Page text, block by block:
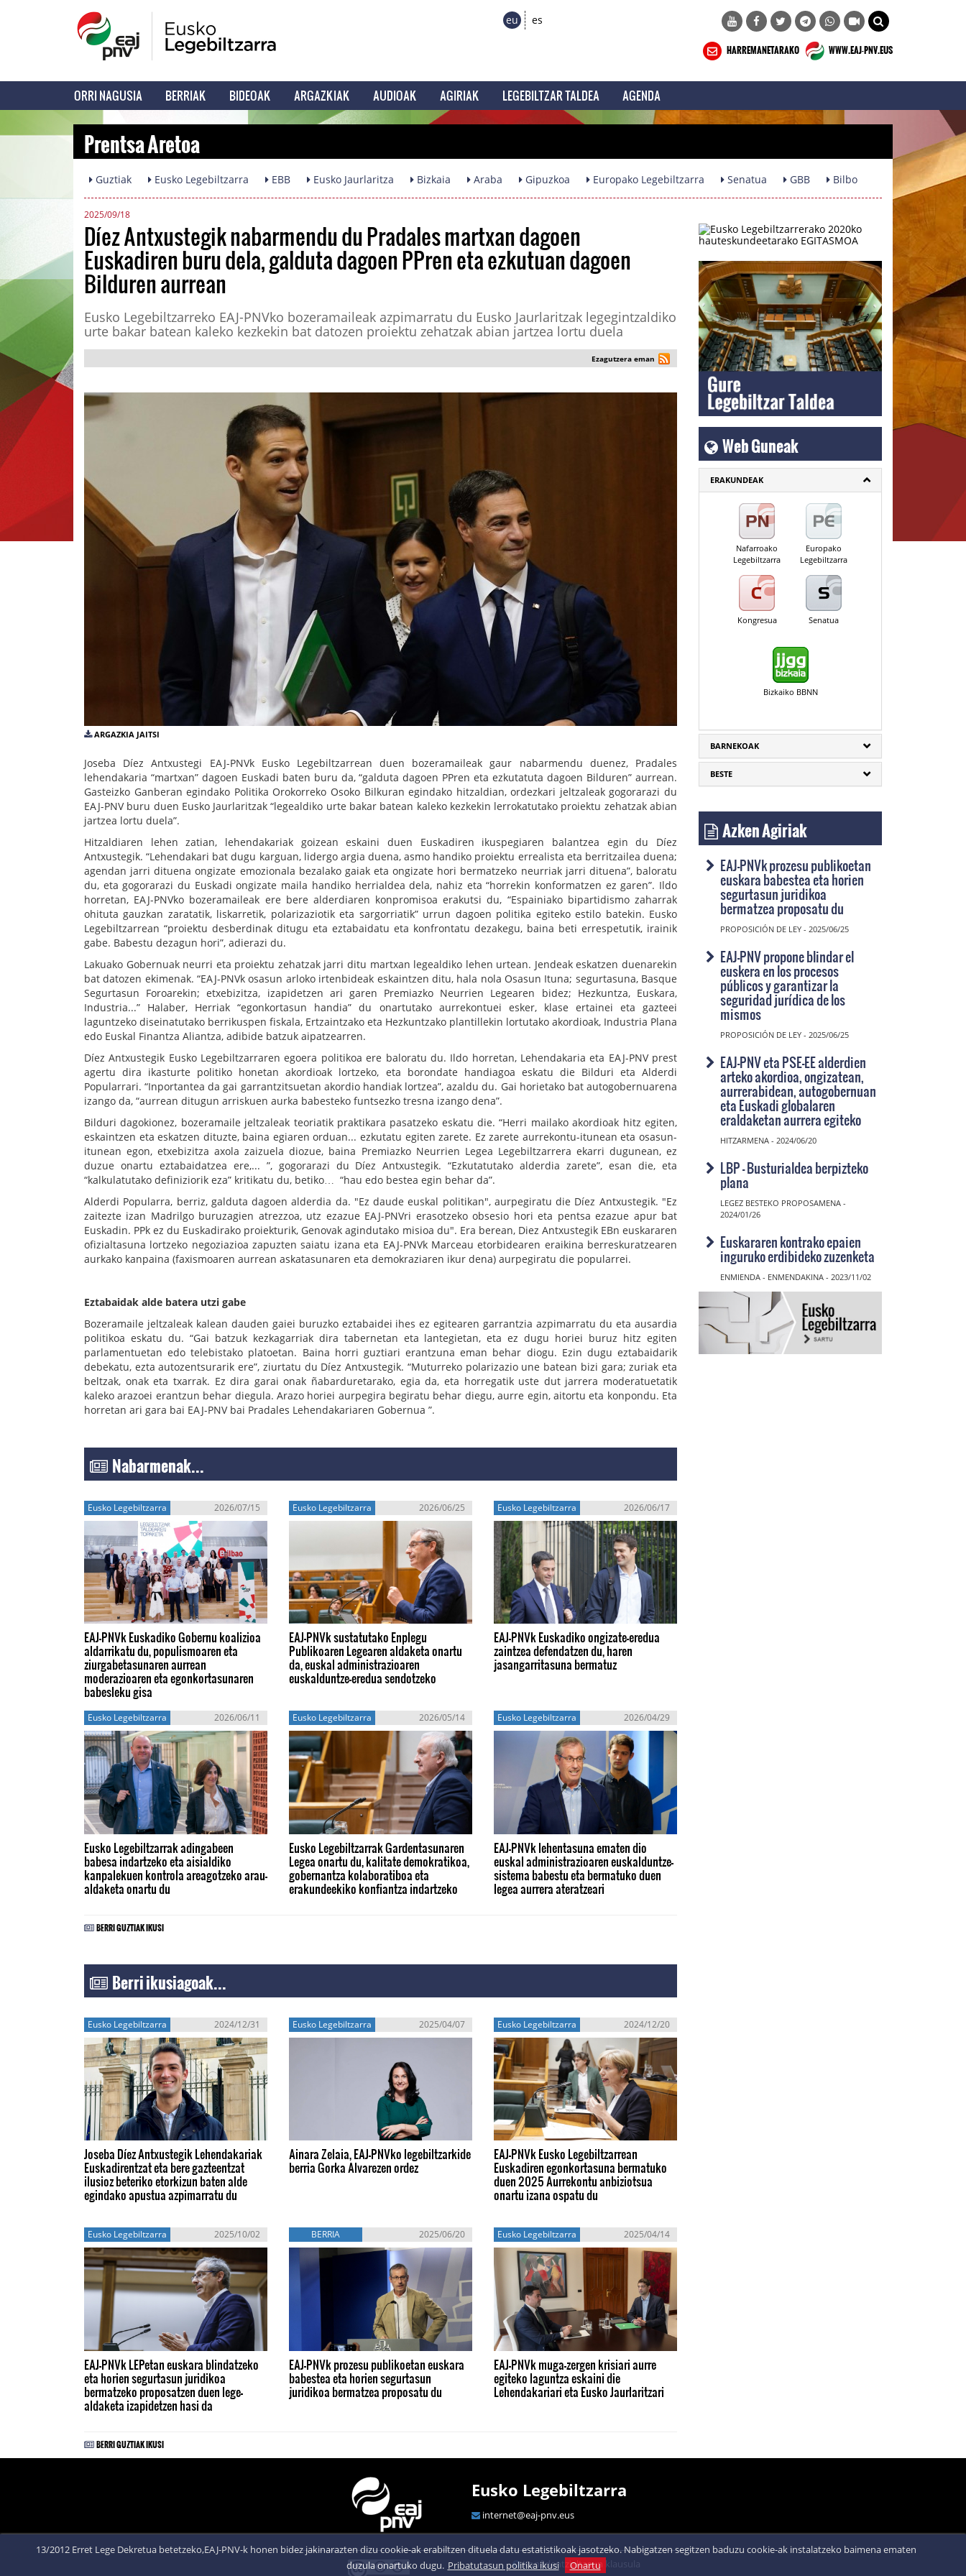
eu es
HARREMANETARAKO WWW.EAJ-PNV.EUS
ORRI NAGUSIA BERRIAK BIDEOAK ARGAZKIAK AUDIOAK AGIRIAK LEGEBILTZAR TALDEA AGENDA
Prentsa Aretoa
Guztiak Eusko Legebiltzarra EBB Eusko Jaurlaritza Bizkaia Araba Gipuzkoa Europako Legebiltzarra Senatua GBB Bilbo
2025/09/18
Díez Antxustegik nabarmendu du Pradales martxan dagoen
Euskadiren buru dela, galduta dagoen PPren eta ezkutuan dagoen
Bilduren aurrean
Eusko Legebiltzarreko EAJ-PNVko bozeramaileak azpimarratu du Eusko Jaurlaritzak legegintzaldiko
urte bakar batean kaleko kezkekin bat datozen proiektu zehatzak abian jartzea lortu duela
Ezagutzera eman
ARGAZKIA JAITSI
Joseba Díez Antxustegi EAJ-PNVk Eusko Legebiltzarrean duen bozeramaileak gaur nabarmendu duenez, Pradales
lehendakaria “martxan” dagoen Euskadi baten buru da, “galduta dagoen PPren eta ezkutatuta dagoen Bilduren” aurrean.
Gasteizko Ganberan egindako Politika Orokorreko Osoko Bilkuran egindako hitzaldian, ordezkari jeltzaleak gogorarazi du
EAJ-PNV buru duen Eusko Jaurlaritzak “legealdiko urte bakar batean kaleko kezkekin lerrokatutako proiektu zehatzak abian
jartzea lortu duela”.
Hitzaldiaren lehen zatian, lehendakariak goizean eskaini duen Euskadiren ikuspegiaren balantzea egin du Díez
Antxustegik. “Lehendakari bat dugu karguan, lidergo argia duena, asmo handiko proiektu errealista eta berritzailea duena;
agendan jarri dituena ongizate emozionala bezalako gaiak eta ongizate hori bermatzeko neurriak jarri dituena”, baloratu
du, eta gogorarazi du Euskadi ongizate maila handiko herrialdea dela, nahiz eta “horrekin konformatzen ez garen”. Ildo
horretan, EAJ-PNVko bozeramaileak ere bere alderdiaren konpromisoa erakutsi du, “Espainiako bipartidismo zaharrak
ohituta gauzkan zaratatik, liskarretik, polarizaziotik eta sargorriatik” urrun dagoen politika egiteko estilo batekin. Eusko
Legebiltzarrean “proiektu desberdinak ditugu eta eztabaidatu eta konfrontatu dezakegu, baina beti errespetutik, irainik
gabe. Babestu dezagun hori”, adierazi du.
Lakuako Gobernuak neurri eta proiektu zehatzak jarri ditu martxan legealdiko lehen urtean. Jendeak eskatzen duenarekin
bat datozen ekimenak. “EAJ-PNVk osasun arloko irtenbideak eskaintzen ditu, hala nola Osasun Ituna; segurtasuna, Basque
Segurtasun Foroarekin; etxebizitza, izapidetzen ari garen Premiazko Neurrien Legearen bidez; Hezkuntza, Euskara,
Industria...” Halaber, Herriak “egonkortasun handia” du onartutako aurrekontuei esker, klase ertainei eta gazteei
laguntzeko diseinatutako berrikuspen fiskala, Ertzaintzako eta Hezkuntzako plantillekin lortutako akordioak, Industria Plana
edo Euskal Finantza Aliantza, adibide batzuk aipatzearren.
Díez Antxustegik Eusko Legebiltzarraren egoera politikoa ere baloratu du. Ildo horretan, Lehendakaria eta EAJ-PNV prest
agertu dira ikasturte politiko honetan akordioak lortzeko, eta borondate handiagoa eskatu die Bilduri eta Alderdi
Popularrari. “Inportantea da gai garrantzitsuetan akordio handiak lortzea”, azaldu du. Gai horietako bat autogobernuarena
izango da, “aurrean ditugun arriskuen aurka babesteko funtsezko tresna izango dena”.
Bilduri dagokionez, bozeramaile jeltzaleak teoriatik praktikara pasatzeko eskatu die. “Herri mailako akordioak hitz egiten,
eskaintzen eta eskatzen dituzte, baina egiaren orduan... ezkutatu egiten zarete. Ez zarete aurrekontu-itunean eta osasun-
itunean egon, etxebizitza axola zaizuela diozue, baina Premiazko Neurrien Legea Legebiltzarrera ekarri dugunean, ez
duzue onartu eztabaidatzea ere,... ”, gogorarazi du Díez Antxustegik. “Ezkutatutako alderdia zarete”, esan die, eta
“kalkulatutako definiziorik eza” kritikatu du, betiko… “hau edo bestea egin behar da”.
Alderdi Popularra, berriz, galduta dagoen alderdia da. "Ez daude euskal politikan", aurpegiratu die Díez Antxustegik. "Ez
zaitezte izan Madrilgo buruzagien atrezzoa, utz ezazue EAJ-PNVri erasotzeko obsesio hori eta pentsa ezazue apur bat
Euskadin. PPk ez du Euskadirako proiekturik, Genovak agindutako misioa du". Era berean, Diez Antxustegik EBn euskararen
ofizialtasuna lortzeko negoziazioa zapuzten saiatu izana eta EAJ-PNVk Marceau etorbidearen eraikina berreskuratzearen
aurkako kanpaina (faxismoaren aurrean askatasunaren eta demokraziaren ikur dena) aurpegiratu die popularrei.
Eztabaidak alde batera utzi gabe
Bozeramaile jeltzaleak kalean dauden gaiei buruzko eztabaidei ihes ez egitearen garrantzia azpimarratu du eta ausardia
politikoa eskatu du. “Gai batzuk kezkagarriak dira tabernetan eta lantegietan, eta ez dugu horiei buruz hitz egiten
parlamentuetan edo telebistako platoetan. Baina horri guztiari erantzuna eman behar diogu. Ezin dugu eztabaidarik
debekatu, ezta autozentsurarik ere”, ziurtatu du Díez Antxustegik. “Muturreko polarizazio une batean bizi gara; zuriak eta
beltzak, onak eta txarrak. Ez dira garai onak ñabarduretarako, egia da, eta horregatik uste dut jarrera moderatuetatik
kaleko arazoei erantzun behar diegula. Arazo horiei aurpegira begiratu behar diegu, aurre egin, aitortu eta konpondu. Eta
horretan ari gara bai EAJ-PNV bai Pradales Lehendakariaren Gobernua ”.
Nabarmenak...
Eusko Legebiltzarra 2026/07/15
EAJ-PNVk Euskadiko Gobernu koalizioa
aldarrikatu du, populismoaren eta
ziurgabetasunaren aurrean
moderazioaren eta egonkortasunaren
babesleku gisa
Eusko Legebiltzarra 2026/06/25
EAJ-PNVk sustatutako Enplegu
Publikoaren Legearen aldaketa onartu
da, euskal administrazioaren
euskalduntze-eredua sendotzeko
Eusko Legebiltzarra 2026/06/17
EAJ-PNVk Euskadiko ongizate-eredua
zaintzea defendatzen du, haren
jasangarritasuna bermatuz
Eusko Legebiltzarra 2026/06/11
Eusko Legebiltzarrak adingabeen
babesa indartzeko eta aisialdiko
kanpalekuen kontrola areagotzeko arau-
aldaketa onartu du
Eusko Legebiltzarra 2026/05/14
Eusko Legebiltzarrak Gardentasunaren
Legea onartu du, kalitate demokratikoa,
gobernantza kolaboratiboa eta
erakundeekiko konfiantza indartzeko
Eusko Legebiltzarra 2026/04/29
EAJ-PNVk lehentasuna ematen dio
euskal administrazioaren euskalduntze-
sistema babestu eta bermatuko duen
legea aurrera ateratzeari
BERRI GUZTIAK IKUSI
Berri ikusiagoak...
Eusko Legebiltzarra 2024/12/31
Joseba Díez Antxustegik Lehendakariak
Euskadirentzat eta bere gazteentzat
ilusioz beteriko etorkizun baten alde
egindako apustua azpimarratu du
Eusko Legebiltzarra 2025/04/07
Ainara Zelaia, EAJ-PNVko legebiltzarkide
berria Gorka Alvarezen ordez
Eusko Legebiltzarra 2024/12/20
EAJ-PNVk Eusko Legebiltzarrean
Euskadiren egonkortasuna bermatuko
duen 2025 Aurrekontu anbiziotsua
onartu izana ospatu du
Eusko Legebiltzarra 2025/10/02
EAJ-PNVk LEPetan euskara blindatzeko
eta horien segurtasun juridikoa
bermatzeko proposatzen duen lege-
aldaketa izapidetzen hasi da
BERRIA 2025/06/20
EAJ-PNVk prozesu publikoetan euskara
babestea eta horien segurtasun
juridikoa bermatzea proposatu du
Eusko Legebiltzarra 2025/04/14
EAJ-PNVk muga-zergen krisiari aurre
egiteko laguntza eskaini die
Lehendakariari eta Eusko Jaurlaritzari
BERRI GUZTIAK IKUSI
Web Guneak
ERAKUNDEAK
Nafarroako
Legebiltzarra
Europako
Legebiltzarra
Kongresua Senatua
Bizkaiko BBNN
BARNEKOAK
BESTE
Azken Agiriak
EAJ-PNVk prozesu publikoetan
euskara babestea eta horien
segurtasun juridikoa
bermatzea proposatu du
PROPOSICIÓN DE LEY - 2025/06/25
EAJ-PNV propone blindar el
euskera en los procesos
públicos y garantizar la
seguridad jurídica de los
mismos
PROPOSICIÓN DE LEY - 2025/06/25
EAJ-PNV eta PSE-EE alderdien
arteko akordioa, ongizatean,
aurrerabidean, autogobernuan
eta Euskadi globalaren
eraldaketan aurrera egiteko
HITZARMENA - 2024/06/20
LBP - Busturialdea berpizteko
plana
LEGEZ BESTEKO PROPOSAMENA -
2024/01/26
Euskararen kontrako epaien
inguruko erdibideko zuzenketa
ENMIENDA - ENMENDAKINA - 2023/11/02
Eusko Legebiltzarra
internet@eaj-pnv.eus
Konfidentzialtasun klausula
13/2012 Erret Lege Dekretua betetzeko,EAJ-PNV-k honen bidez jakinarazten dizu cookie-ak erabiltzen dituela datu estatistikoak jasotzeko. Nabigatzen segitzen baduzu cookie-ak instalatzeko baimena ematen
duzula onartuko dugu. Pribatutasun politika ikusi Onartu